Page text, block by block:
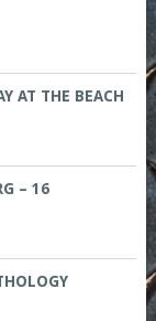
AT THE BEACH
– 16